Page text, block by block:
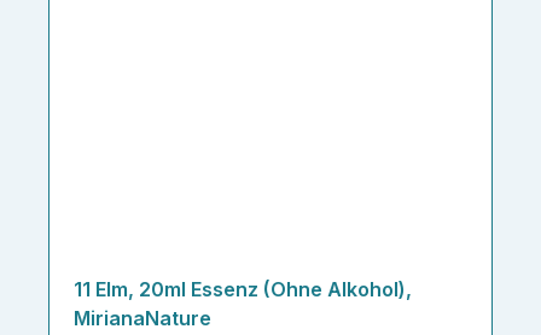
11 Elm, 20ml Essenz (Ohne Alkohol),
MirianaNature